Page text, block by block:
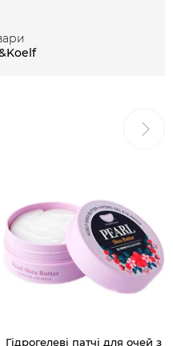
Гідрогелеві патчі для очей з